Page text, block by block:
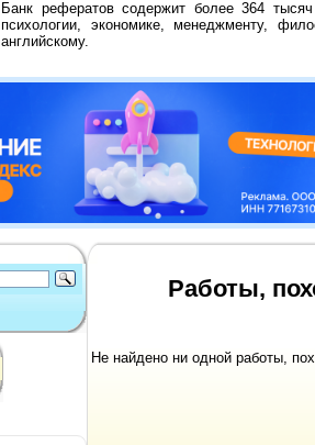
Банк рефератов содержит более 364
психологии, экономике, менеджменту,
английскому.
Работы,
Не найдено ни одной работы,